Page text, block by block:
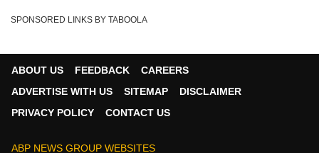
SPONSORED LINKS BY TABOOLA
ABOUT US FEEDBACK
CAREERS
ADVERTISE WITH US
SITEMAP
DISCLAIMER
PRIVACY POLICY
CONTACT US
ABP NEWS GROUP WEBSITES